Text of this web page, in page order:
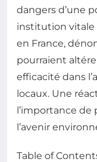
dangers d’une
institution vitale
en France,
pourraient
efficacité dans
locaux. Une
l’importance
l’avenir
Table of